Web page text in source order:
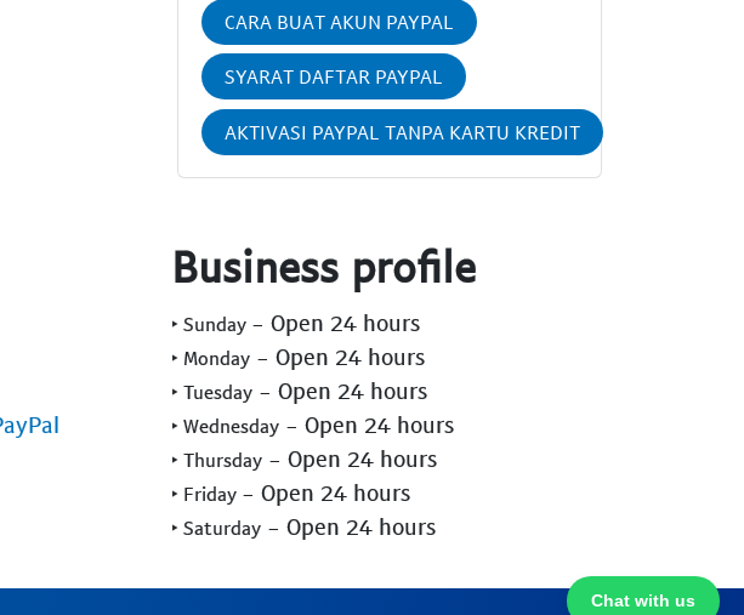
CARA BUAT AKUN PAYPAL
SYARAT DAFTAR PAYPAL
AKTIVASI PAYPAL TANPA KARTU KREDIT
Chat with us
Business profile
‣ Sunday - Open 24 hours
‣ Monday - Open 24 hours
‣ Tuesday - Open 24 hours
‣ Wednesday - Open 24 hours
‣ Thursday - Open 24 hours
‣ Friday - Open 24 hours
‣ Saturday - Open 24 hours